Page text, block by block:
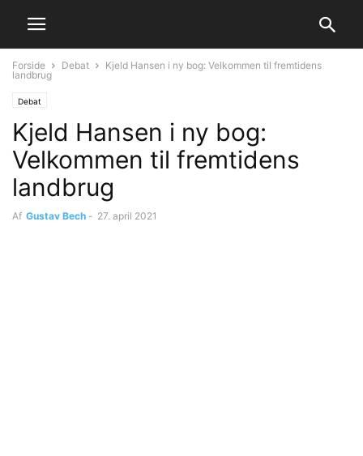
Forside Debat
Kjeld Hansen i ny bog: Velkommen til fremtidens
landbrug
Debat
Kjeld Hansen i ny bog:
Velkommen til fremtidens
landbrug
Af Gustav Bech - 27. april 2021